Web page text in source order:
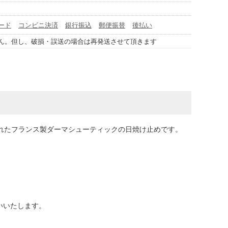
ド コンビニ決済 銀行振込 郵便振替
後払い
。但し、破損・誤送の場合は再発送させて頂きます
フランス製ダーマシューティックの日焼け止めです。
たします。